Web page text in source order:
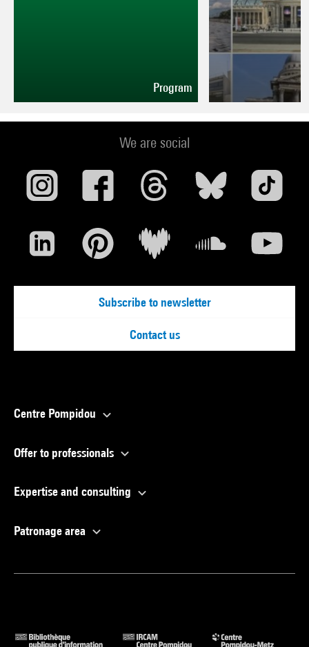
Program
We are social
Subscribe to newsletter
Contact us
Centre Pompidou
Offer to professionals
Expertise and consulting
Patronage area